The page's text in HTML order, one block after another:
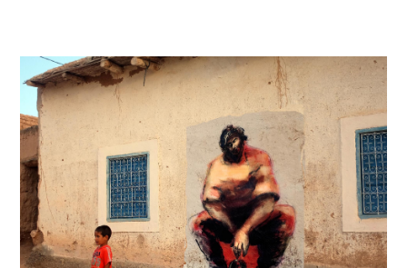
PAUL BLOAS
CATALOGUE DES OEUVRES
OEUVRES ÉPHÉMÈRES IN SITU
PORTRAITS D'ÉCRIVAINS
SÉRIE DES GÉANTS
CONTACT